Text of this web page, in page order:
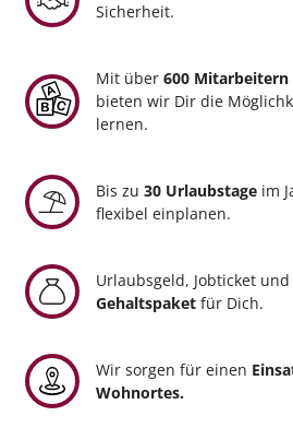
Sicherheit.
Mit über 600 Mitarbeitern
bieten wir Dir die
lernen.
Bis zu 30 Urlaubstage im
flexibel einplanen.
Urlaubsgeld, Jobticket
Gehaltspaket für Dich.
Wir sorgen für einen
Wohnortes.